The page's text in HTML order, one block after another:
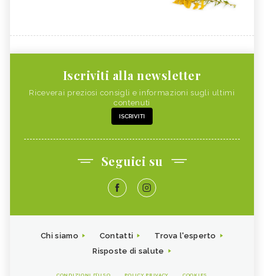
Iscriviti alla newsletter
Riceverai preziosi consigli e informazioni sugli ultimi
contenuti
ISCRIVITI
Seguici su
Chi siamo Contatti
Trova l'esperto
Risposte di salute
CONDIZIONI D'USO POLICY PRIVACY COOKIES